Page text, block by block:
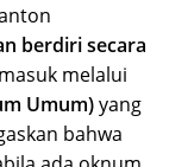
berdiri secara
melalui
Umum)yang
bahwa